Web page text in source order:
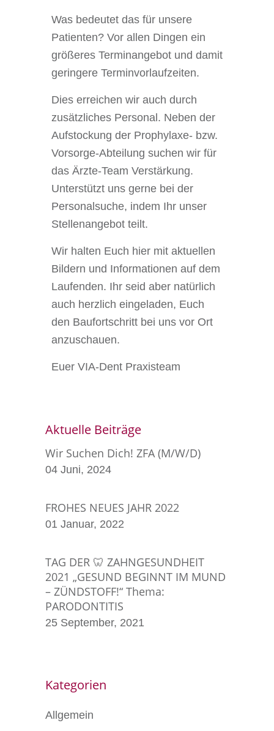
Was bedeutet das für unsere
Patienten? Vor allen Dingen ein
größeres Terminangebot und damit
geringere Terminvorlaufzeiten.
Dies erreichen wir auch durch
zusätzliches Personal. Neben der
Aufstockung der Prophylaxe- bzw.
Vorsorge-Abteilung suchen wir für
das Ärzte-Team Verstärkung.
Unterstützt uns gerne bei der
Personalsuche, indem Ihr unser
Stellenangebot teilt.
Wir halten Euch hier mit aktuellen
Bildern und Informationen auf dem
Laufenden. Ihr seid aber natürlich
auch herzlich eingeladen, Euch
den Baufortschritt bei uns vor Ort
anzuschauen.
Euer VIA-Dent Praxisteam
Aktuelle Beiträge
Wir Suchen Dich! ZFA (m/w/d)
04 Juni, 2024
FROHES NEUES JAHR 2022
01 Januar, 2022
TAG DER 🦷 ZAHNGESUNDHEIT
2021 „GESUND BEGINNT IM MUND
– ZÜNDSTOFF!“ Thema:
PARODONTITIS
25 September, 2021
Kategorien
Allgemein